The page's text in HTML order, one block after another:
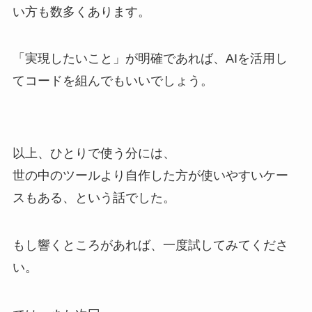
い方も数多くあります。
「実現したいこと」が明確であれば、AIを活用し
てコードを組んでもいいでしょう。
以上、ひとりで使う分には、
世の中のツールより自作した方が使いやすいケー
スもある、という話でした。
もし響くところがあれば、一度試してみてくださ
い。